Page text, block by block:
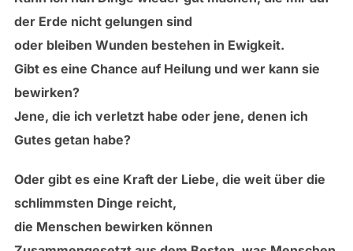
der Erde nicht gelungen sind
oder bleiben Wunden bestehen in Ewigkeit.
Gibt es eine Chance auf Heilung und wer kann sie
bewirken?
Jene, die ich verletzt habe oder jene, denen ich
Gutes getan habe?
Oder gibt es eine Kraft der Liebe, die weit über die
schlimmsten Dinge reicht,
die Menschen bewirken können